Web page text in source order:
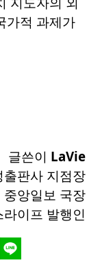
가적 과제가
글쓴이 LaVie
출판사 지점장
중앙일보 국장
이프 발행인